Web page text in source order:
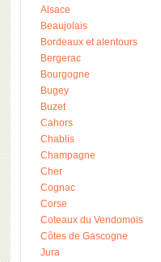
Alsace
Beaujolais
Bordeaux et alentours
Bergerac
Bourgogne
Bugey
Buzet
Cahors
Chablis
Champagne
Cher
Cognac
Corse
Coteaux du Vendomois
Côtes de Gascogne
Jura